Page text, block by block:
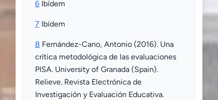
6 Ibídem
7 Ibídem
8 Fernández-Cano, Antonio (2016). Una
crítica metodológica de las evaluaciones
PISA. University of Granada (Spain).
Relieve. Revista Electrónica de
Investigación y Evaluación Educativa.